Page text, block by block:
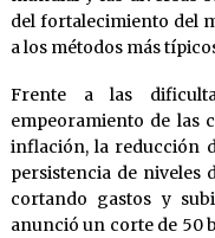
del fortalecimiento del
a los métodos más
Frente a las
empeoramiento de las
inflación, la reducción
persistencia de niveles
cortando gastos y
anunció un corte de 50